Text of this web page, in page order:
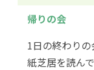
帰りの会
1日の終わり
紙芝居を読ん